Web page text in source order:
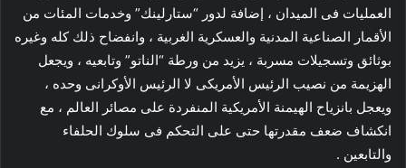
العمليات فى الميدان ، إضافة لدور “ستارلينك” وخدمات المئات من
الأقمار الصناعية المدنية والعسكرية الغربية ، وانفضاح ذلك كله وغيره
بوثائق وتسجيلات مسربة ، يزيد من ورطة “الناتو” وتابعيه ، ويجعل
الهزيمة من نصيب الرئيس الأمريكى لا الرئيس الأوكرانى وحده ،
ويعجل بانزياح الهيمنة الأمريكية المنفردة على مصائر العالم ، مع
انكشاف ضعف مقدرتها حتى على التحكم فى سلوك الحلفاء
والتابعين .